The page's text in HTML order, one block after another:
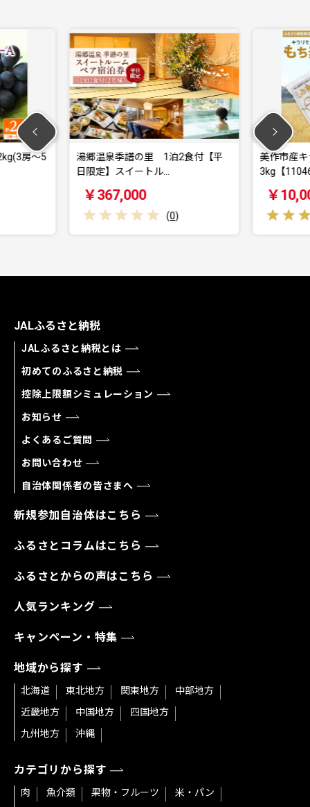
の里 1泊2食付【平
美作市産キラリモチ もち麦くん
3kg【11046…
￥10,000
JALふるさと納税
JALふるさと納税とは
初めてのふるさと納税
控除上限額シミュレーション
お知らせ
よくあるご質問
お問い合わせ
自治体関係者の皆さまへ
新規参加自治体はこちら
ふるさとコラムはこちら
ふるさとからの声はこちら
人気ランキング
キャンペーン・特集
地域から探す
北海道 東北地方 関東地方
中部地方
近畿地方
中国地方
四国地方
九州地方
沖縄
カテゴリから探す
肉 魚介類 果物・フルーツ
米・パン